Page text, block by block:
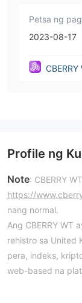
Petsa ng
2023-08-17
Profile ng
Note: CBERRY
https://
nang normal.
Ang CBERRY WT
rehistro sa United
pera, indeks,
web-based na